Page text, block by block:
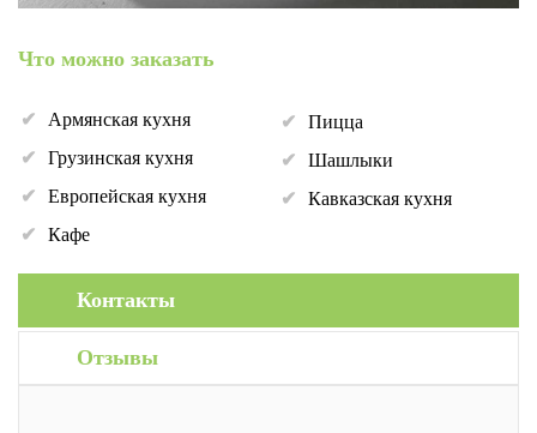
Что можно заказать
Армянская кухня
Грузинская кухня
Европейская кухня
Кафе
Пицца
Шашлыки
Кавказская кухня
Контакты
Отзывы